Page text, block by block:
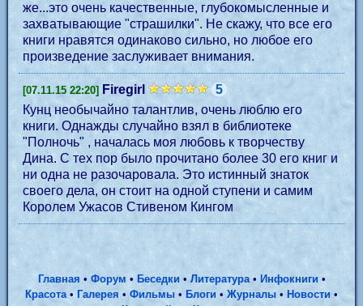
же...это очень качественные, глубокомысленные и
захватывающие "страшилки". Не скажу, что все его
книги нравятся одинаково сильно, но любое его
произведение заслуживает внимания.
[07.11.15 22:20] Firegirl
5
Кунц необычайно талантлив, очень люблю его
книги. Однажды случайно взял в библиотеке
"Полночь" , началась моя любовь к творчеству
Дина. С тех пор было прочитано более 30 его книг и
ни одна не разочаровала. Это истинный знаток
своего дела, он стоит на одной ступени и самим
Королем Ужасов Стивеном Кингом
Главная• Форум • Беседки• Литература• Инфокниги •
Красота• Галерея • Фильмы • Блоги • Журналы • Новости •